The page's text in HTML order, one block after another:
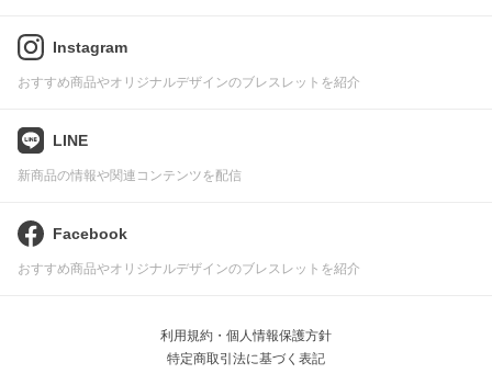
Instagram
おすすめ商品やオリジナルデザインのブレスレットを紹介
LINE
新商品の情報や関連コンテンツを配信
Facebook
おすすめ商品やオリジナルデザインのブレスレットを紹介
利用規約・個人情報保護方針
特定商取引法に基づく表記